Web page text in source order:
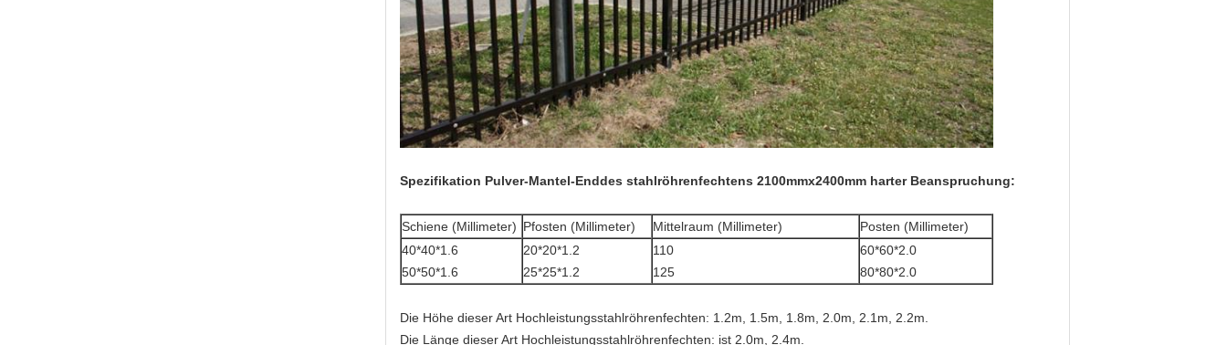
Spezifikation Pulver-Mantel-Enddes stahlröhrenfechtens 2100mmx2400mm harter Beanspruchung:
Schiene (Millimeter) Pfosten (Millimeter) Mittelraum (Millimeter)
Posten (Millimeter)
40*40*1.6
50*50*1.6
20*20*1.2
25*25*1.2
110
125
60*60*2.0
80*80*2.0
Die Höhe dieser Art Hochleistungsstahlröhrenfechten: 1.2m, 1.5m, 1.8m, 2.0m, 2.1m, 2.2m.
Die Länge dieser Art Hochleistungsstahlröhrenfechten: ist 2.0m, 2.4m.